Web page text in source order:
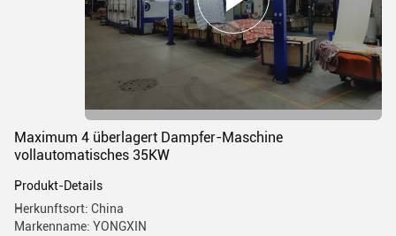
Maximum 4 überlagert Dampfer-Maschine
vollautomatisches 35KW
Produkt-Details
Herkunftsort: China
Markenname: YONGXIN